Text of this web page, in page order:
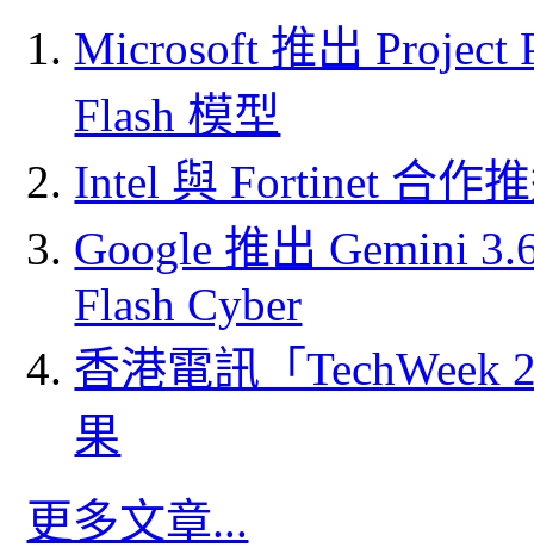
Microsoft 推出 Project
Flash 模型
Intel 與 Fortinet 合作
Google 推出 Gemini
Flash Cyber
香港電訊「
果
更多文章...